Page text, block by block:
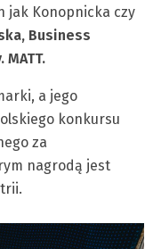
jak Konopnicka czy
Business
MATT.
a jego
konkursu
za
nagrodą jest